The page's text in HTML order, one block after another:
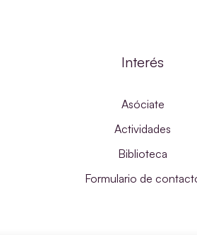
Interés
Asóciate
Actividades
Biblioteca
Formulario de